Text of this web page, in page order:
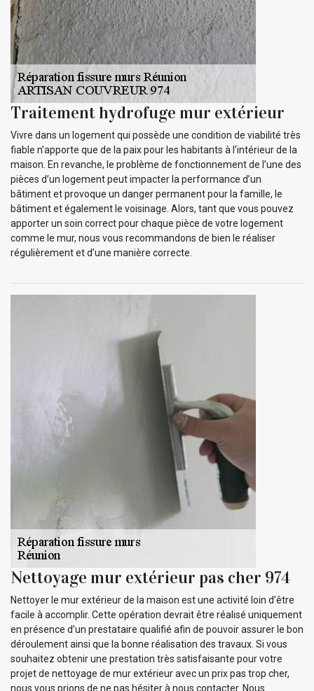
Traitement hydrofuge mur extérieur
Vivre dans un logement qui possède une condition de viabilité très
fiable n’apporte que de la paix pour les habitants à l’intérieur de la
maison. En revanche, le problème de fonctionnement de l’une des
pièces d’un logement peut impacter la performance d’un
bâtiment et provoque un danger permanent pour la famille, le
bâtiment et également le voisinage. Alors, tant que vous pouvez
apporter un soin correct pour chaque pièce de votre logement
comme le mur, nous vous recommandons de bien le réaliser
régulièrement et d’une manière correcte.
Nettoyage mur extérieur pas cher 974
Nettoyer le mur extérieur de la maison est une activité loin d’être
facile à accomplir. Cette opération devrait être réalisé uniquement
en présence d’un prestataire qualifié afin de pouvoir assurer le bon
déroulement ainsi que la bonne réalisation des travaux. Si vous
souhaitez obtenir une prestation très satisfaisante pour votre
projet de nettoyage de mur extérieur avec un prix pas trop cher,
nous vous prions de ne pas hésiter à nous contacter. Nous